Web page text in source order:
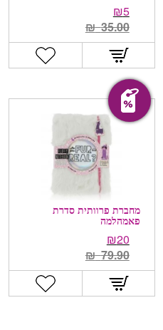
5
₪
35.00
₪
מבצע!
מחברת פרוותית סדרת
פאמהלמה
20
₪
79.90
₪